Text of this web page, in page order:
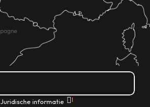
Juridische informatie |